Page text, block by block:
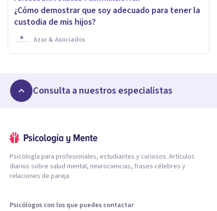
¿Cómo demostrar que soy adecuado para tener la
custodia de mis hijos?
Azor & Asociados
Consulta a nuestros especialistas
Psicología para profesionales, estudiantes y curiosos. Artículos
diarios sobre salud mental, neurociencias, frases célebres y
relaciones de pareja.
Psicólogos con los que puedes contactar